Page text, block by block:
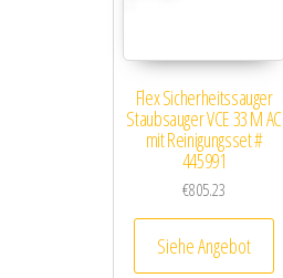
Flex Sicherheitssauger
Staubsauger VCE 33 M AC
mit Reinigungsset #
445991
€805.23
Siehe Angebot